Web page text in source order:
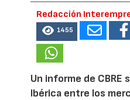
Redacción
1455
Un informe de CBRE
Ibérica entre los